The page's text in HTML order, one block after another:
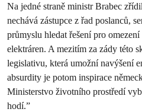
Na jedné straně ministr Brabec
nechává zástupce z řad poslanců,
průmyslu hledat řešení pro
elektráren. A mezitím za zády této
legislativu, která umožní navýšení
absurdity je potom inspirace
Ministerstvo životního prostředí
hodí.”